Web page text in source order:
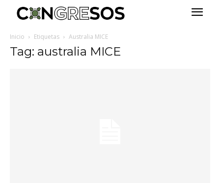
Inicio Etiquetas Australia MICE
Tag: australia MICE